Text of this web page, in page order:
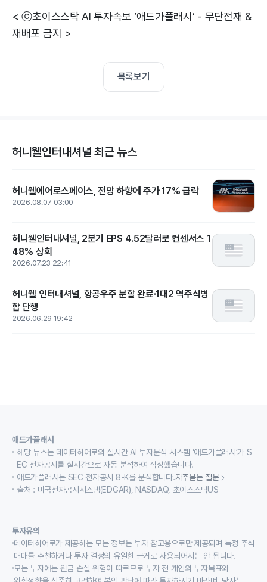
< ⓒ초이스스탁 AI 투자속보 ‘애드가플래시’ - 무단전재 &
재배포 금지 >
목록보기
허니웰인터내셔널 최근 뉴스
허니웰에어로스페이스, 전망 하향에 주가 17% 급락
2026.08.07 03:00
허니웰인터내셔널, 2분기 EPS 4.52달러로 컨센서스 1
48% 상회
2026.07.23 22:41
허니웰 인터내셔널, 항공우주 분할 완료·1대2 역주식병
합 단행
2026.06.29 19:42
애드가플래시
해당 뉴스는 데이터히어로의 실시간 AI 투자분석 시스템 ‘애드가플래시’가 S
EC 전자공시를 실시간으로 자동 분석하여 작성했습니다.
애드가플래시는 SEC 전자공시 8-K를 분석합니다.자주묻는 질문
출처 : 미국전자공시시스템(EDGAR), NASDAQ, 초이스스탁US
투자유의
데이터히어로가 제공하는 모든 정보는 투자 참고용으로만 제공되며 특정 주식
매매를 추천하거나 투자 결정의 유일한 근거로 사용되어서는 안 됩니다.
모든 투자에는 원금 손실 위험이 따르므로 투자 전 개인의 투자목표와